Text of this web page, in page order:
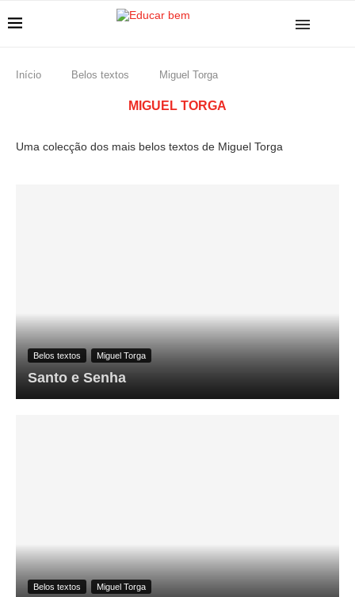
Início Belos textos Miguel Torga
MIGUEL TORGA
Uma colecção dos mais belos textos de Miguel Torga
Belos textos Miguel Torga
Santo e Senha
Belos textos Miguel Torga